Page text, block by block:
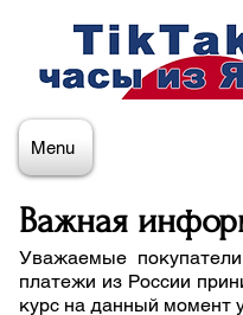
Menu
Важная
Уважаемые
платежи из России
курс на данный момент